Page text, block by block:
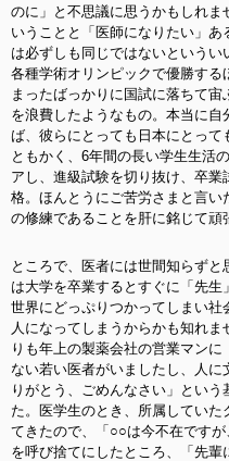
のに」と不思議に思うかもしれま
いうことと「医師になりたい」あ
は必ずしも同じではないという
各種学術オリンピックで優勝する
まったばっかりに国試に落ちて
を浪費したようなもの。本当に
ば、彼らにとっても日本にとっ
ともかく、6年間の長い学生生活
アし、進級試験を切り抜け、卒
格。ほんとうにご苦労さまと言い
の修練であることを肝に銘じて頑
ところで、医者には世間知らず
は大学を卒業するとすぐに「先
世界にどっぷりつかってしまい
人になってしまうからかも知れ
りも年上の製薬会社の営業マン
ない若い医者がいましたし、人
りがとう、ごめんなさい」とい
た。医学生のとき、所属してい
てきたので、「○○は今不在です
を呼び捨てにしたところ、「先